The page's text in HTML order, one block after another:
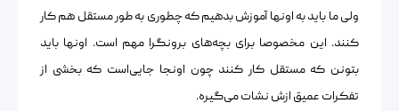
ولی ما باید به اونها آموزش بدهیم که چطوری به طور مستقل هم کار
کنند. این مخصوصا برای بچه‌های برونگرا مهم است. اونها باید
بتونن که مستقل کار کنند چون اونجا جایی‌است که بخشی از
تفکرات عمیق ازش نشات می‌گیره.